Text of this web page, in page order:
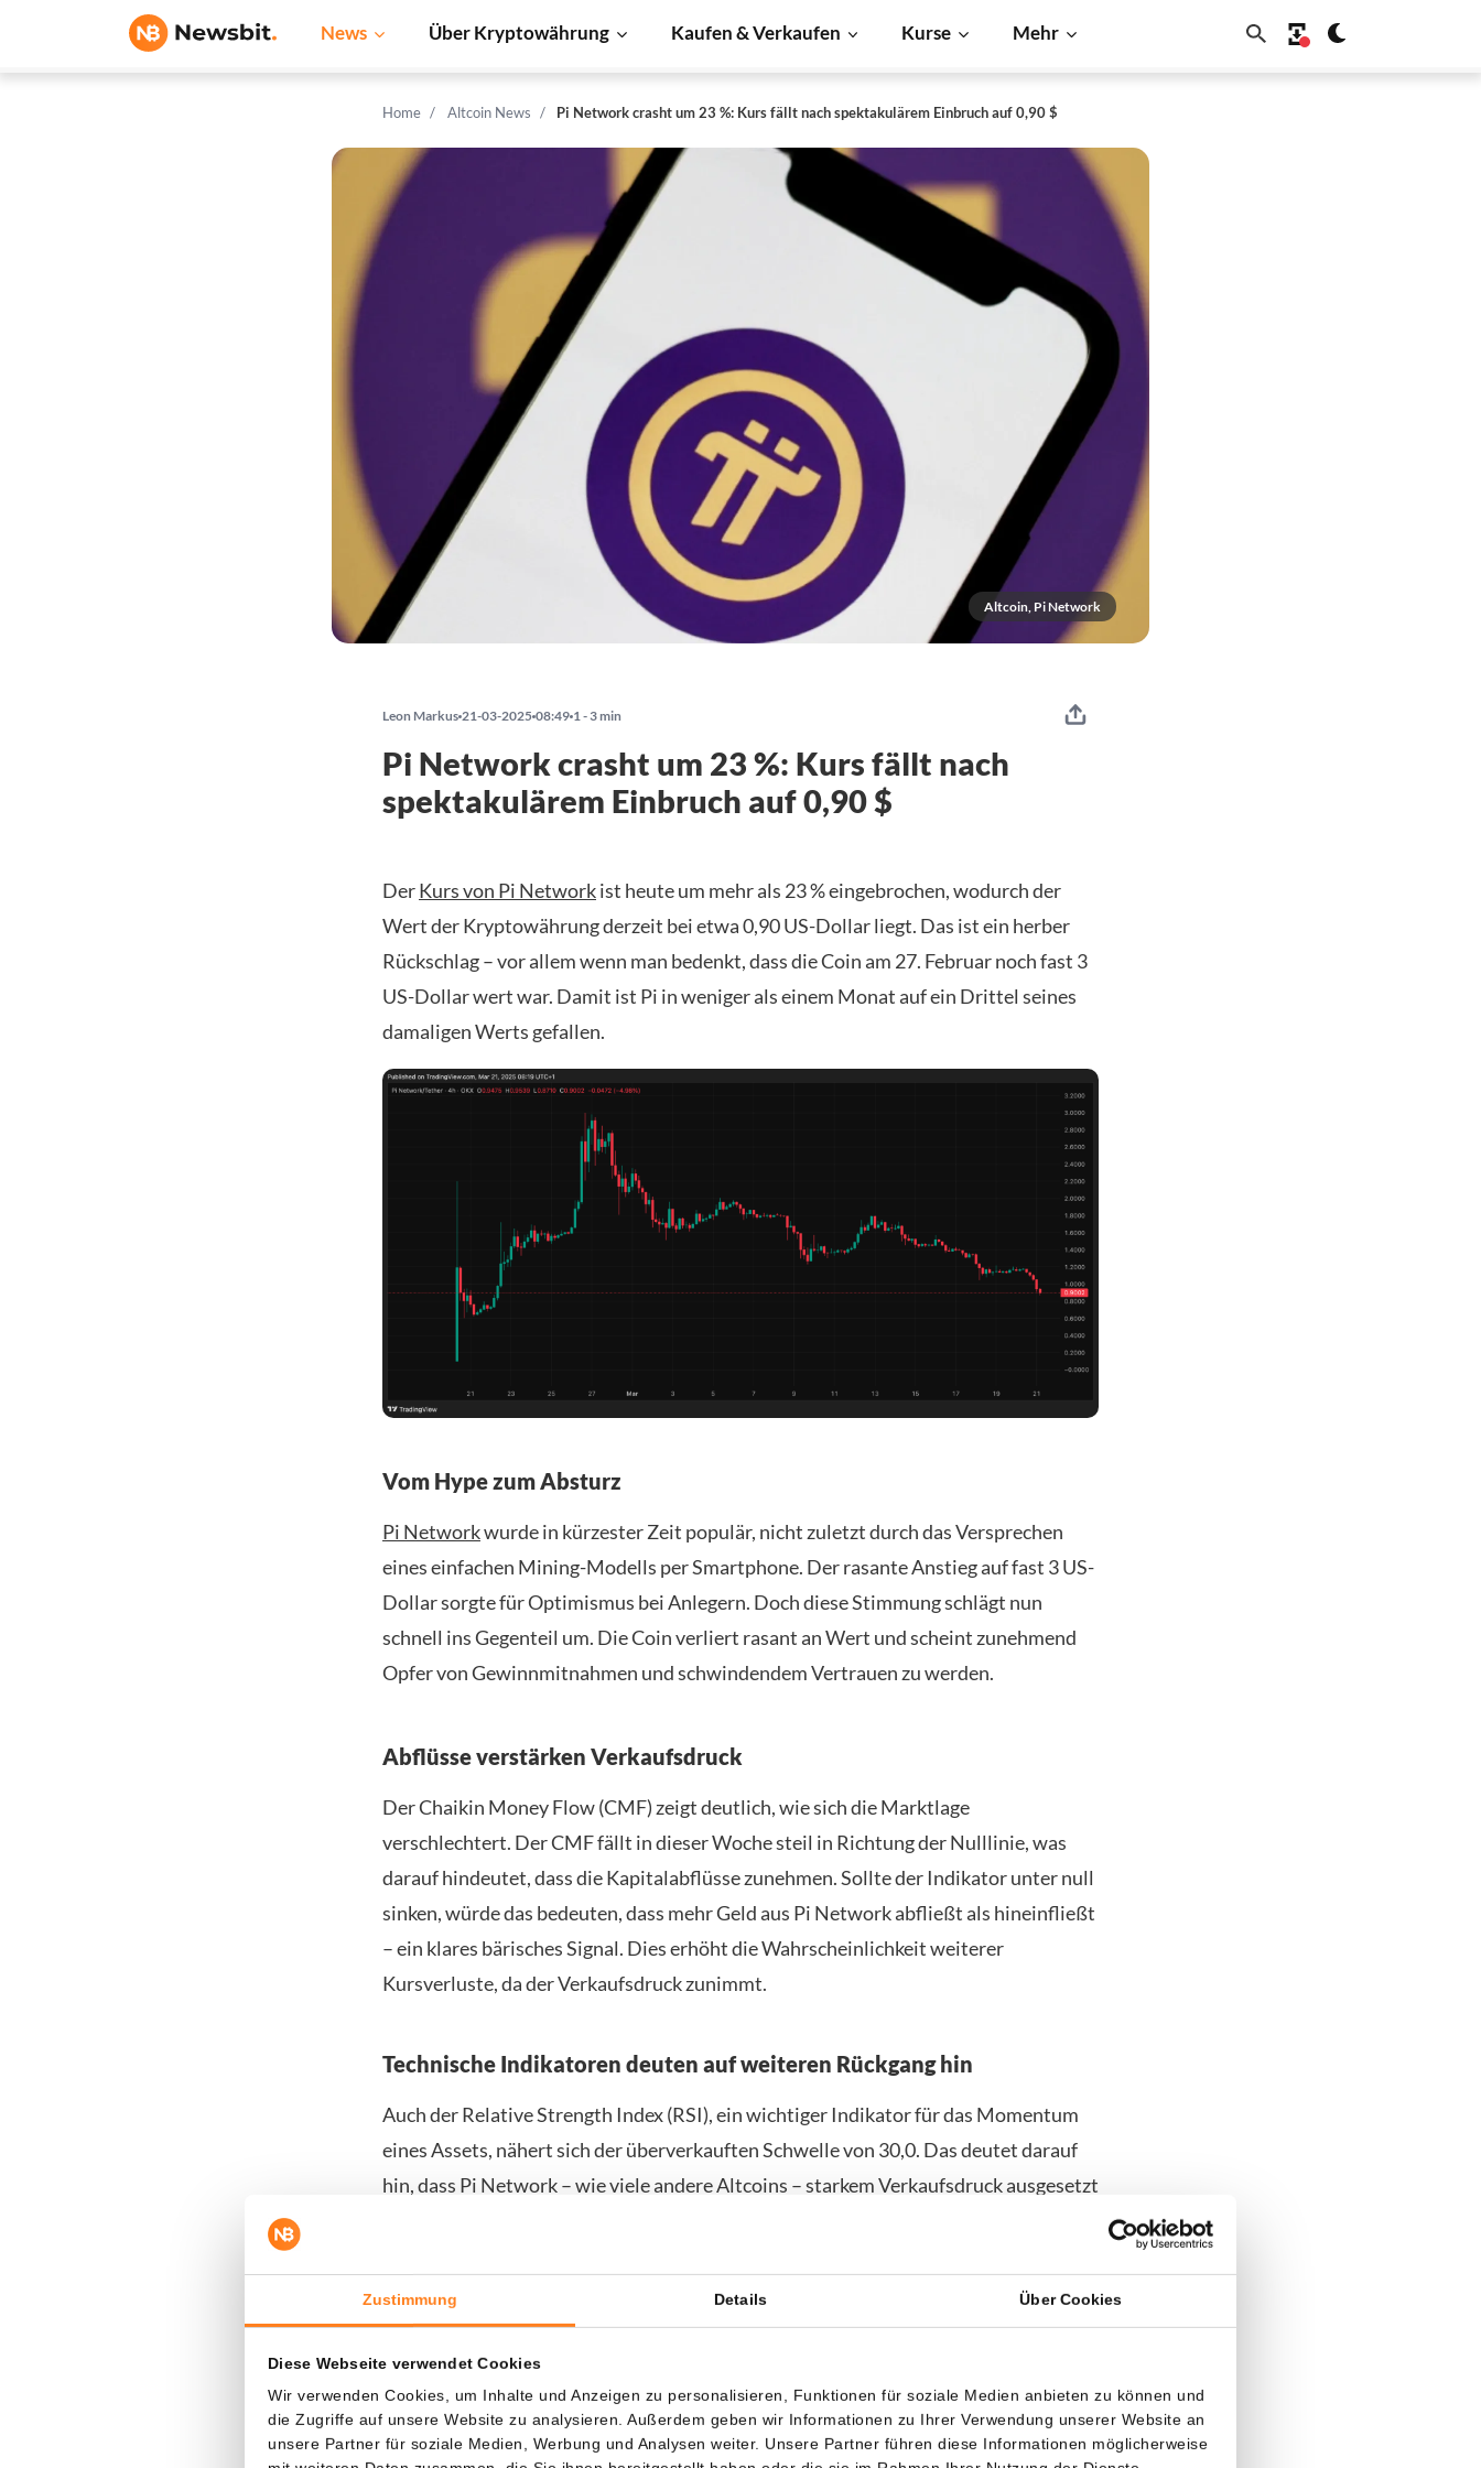
Zustimmung Details Über Cookies
Diese Webseite verwendet Cookies
Wir verwenden Cookies, um Inhalte und Anzeigen zu personalisieren, Funktionen für soziale Medien anbieten zu können und
die Zugriffe auf unsere Website zu analysieren. Außerdem geben wir Informationen zu Ihrer Verwendung unserer Website an
unsere Partner für soziale Medien, Werbung und Analysen weiter. Unsere Partner führen diese Informationen möglicherweise
News Über Kryptowährung Kaufen & Verkaufen Kurse Mehr
Home Altcoin News Pi Network crasht um 23 %: Kurs fällt nach spektakulärem Einbruch auf 0,90 $
Altcoin, Pi Network
Leon Markus 21-03-2025 08:49 1 - 3 min
Pi Network crasht um 23 %: Kurs fällt nach
spektakulärem Einbruch auf 0,90 $
DerKurs von Pi Networkist heute um mehr als 23 % eingebrochen, wodurch der
Wert der Kryptowährung derzeit bei etwa 0,90 US-Dollar liegt. Das ist ein herber
Rückschlag – vor allem wenn man bedenkt, dass die Coin am 27. Februar noch fast 3
US-Dollar wert war. Damit ist Pi in weniger als einem Monat auf ein Drittel seines
damaligen Werts gefallen.
Vom Hype zum Absturz
Pi Networkwurde in kürzester Zeit populär, nicht zuletzt durch das Versprechen
eines einfachen Mining-Modells per Smartphone. Der rasante Anstieg auf fast 3 US-
Dollar sorgte für Optimismus bei Anlegern. Doch diese Stimmung schlägt nun
schnell ins Gegenteil um. Die Coin verliert rasant an Wert und scheint zunehmend
Opfer von Gewinnmitnahmen und schwindendem Vertrauen zu werden.
Abflüsse verstärken Verkaufsdruck
Der Chaikin Money Flow (CMF) zeigt deutlich, wie sich die Marktlage
verschlechtert. Der CMF fällt in dieser Woche steil in Richtung der Nulllinie, was
darauf hindeutet, dass die Kapitalabflüsse zunehmen. Sollte der Indikator unter null
sinken, würde das bedeuten, dass mehr Geld aus Pi Network abfließt als hineinfließt
– ein klares bärisches Signal. Dies erhöht die Wahrscheinlichkeit weiterer
Kursverluste, da der Verkaufsdruck zunimmt.
Technische Indikatoren deuten auf weiteren Rückgang hin
Auch der Relative Strength Index (RSI), ein wichtiger Indikator für das Momentum
eines Assets, nähert sich der überverkauften Schwelle von 30,0. Das deutet darauf
hin, dass Pi Network – wie viele andere Altcoins – starkem Verkaufsdruck ausgesetzt
Ohne klare Unterstützungszonen oder neues Vertrauen von Anlegern droht der Kurs
Sichern Sie sich jetzt den 20 € Bonus – nur für kurze Zeit mit Bitvavo